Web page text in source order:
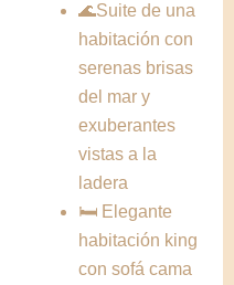
🌊Suite de una
habitación con
serenas brisas
del mar y
exuberantes
vistas a la
ladera
🛏️ Elegante
habitación king
con sofá cama